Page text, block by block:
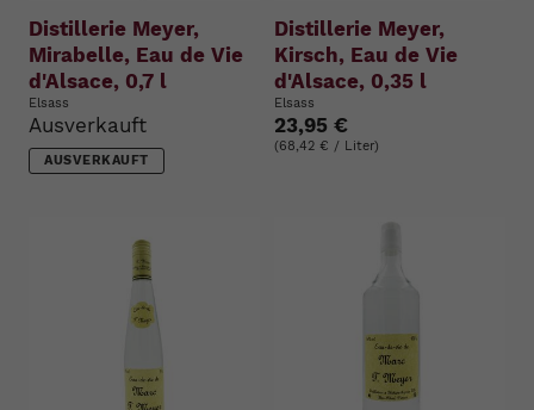
Distillerie Meyer,
Mirabelle, Eau de Vie
d'Alsace, 0,7 l
Elsass
Ausverkauft
AUSVERKAUFT
Distillerie Meyer,
Kirsch, Eau de Vie
d'Alsace, 0,35 l
Elsass
23,95 €
(68,42 € / Liter)